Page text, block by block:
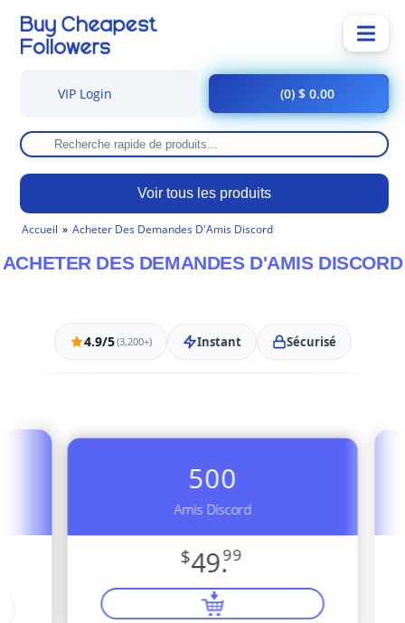
Voir tous les produits
VIP Login (0) $ 0.00
Accueil Acheter Des Demandes D'Amis Discord
ACHETER DES DEMANDES D'AMIS DISCORD
4.9/5(3,200+) Instant Sécurisé
500
Amis Discord
$49.99